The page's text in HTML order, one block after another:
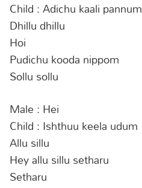
Child : Adichu kaali pannum
Dhillu dhillu
Hoi
Pudichu kooda nippom
Sollu sollu
Male : Hei
Child : Ishthuu keela udum
Allu sillu
Hey allu sillu setharu
Setharu